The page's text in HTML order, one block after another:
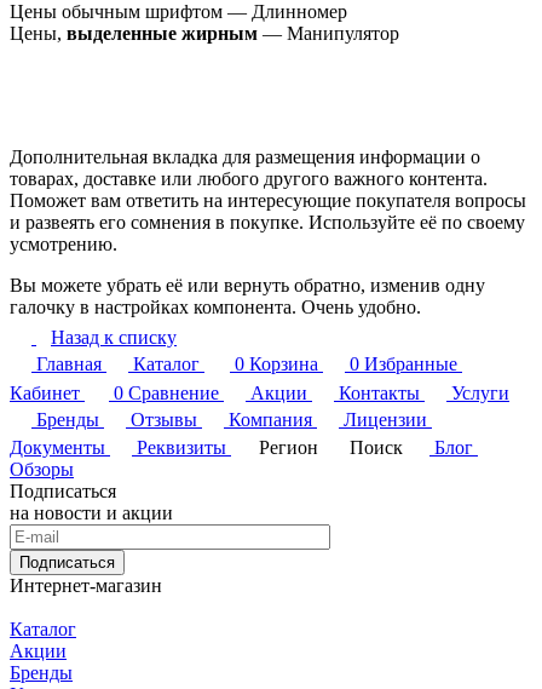
Цены обычным шрифтом — Длинномер
Цены, выделенные жирным — Манипулятор
Дополнительная вкладка для размещения информации о
товарах, доставке или любого другого важного контента.
Поможет вам ответить на интересующие покупателя вопросы
и развеять его сомнения в покупке. Используйте её по своему
усмотрению.
Вы можете убрать её или вернуть обратно, изменив одну
галочку в настройках компонента. Очень удобно.
Назад к списку
Главная
Каталог 0 Корзина 0 Избранные
Кабинет
0 Сравнение Акции Контакты
Услуги
Бренды
Отзывы Компания
Лицензии
Документы
Реквизиты Регион Поиск
Блог
Обзоры
Подписаться
на новости и акции
Подписаться
Интернет-магазин
Каталог
Акции
Бренды